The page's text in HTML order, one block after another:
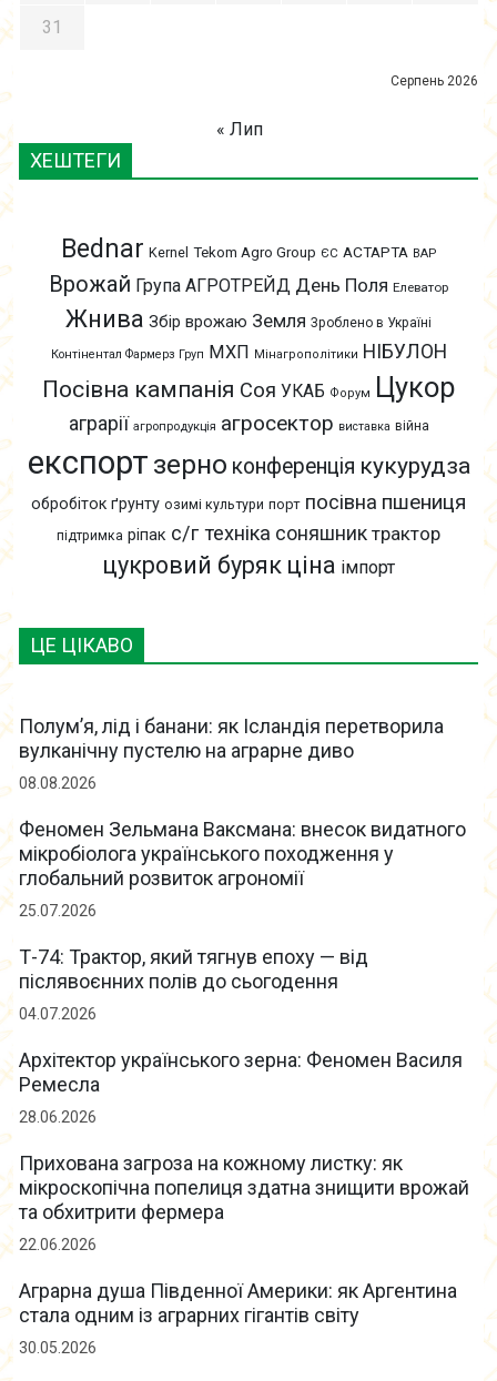
ЦЕ ЦІКАВО
Полум’я, лід і банани: як Ісландія перетворила
вулканічну пустелю на аграрне диво
08.08.2026
Феномен Зельмана Ваксмана: внесок видатного
мікробіолога українського походження у
глобальний розвиток агрономії
25.07.2026
Т-74: Трактор, який тягнув епоху — від
післявоєнних полів до сьогодення
04.07.2026
Архітектор українського зерна: Феномен Василя
Ремесла
28.06.2026
Прихована загроза на кожному листку: як
мікроскопічна попелиця здатна знищити врожай
та обхитрити фермера
22.06.2026
Аграрна душа Південної Америки: як Аргентина
стала одним із аграрних гігантів світу
30.05.2026
Серпень 2026
31
« Лип
ХЕШТЕГИ
Bednar Kernel Tekom Agro Group ЄС АСТАРТА ВАР
Врожай Група АГРОТРЕЙД День Поля Елеватор
Жнива Збір врожаю Земля Зроблено в Україні
Контінентал Фармерз Груп МХП Мінагрополітики НІБУЛОН
Посівна кампанія Соя УКАБ Форум Цукор
аграрії агропродукція агросектор виставка війна
експорт зерно конференція кукурудза
обробіток ґрунту озимі культури порт посівна пшениця
підтримка ріпак с/г техніка соняшник трактор
цукровий буряк ціна імпорт